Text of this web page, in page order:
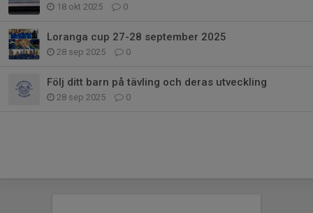
18 okt 2025 0
Loranga cup 27-28 september 2025
28 sep 2025 0
Följ ditt barn på tävling och deras utveckling
28 sep 2025 0